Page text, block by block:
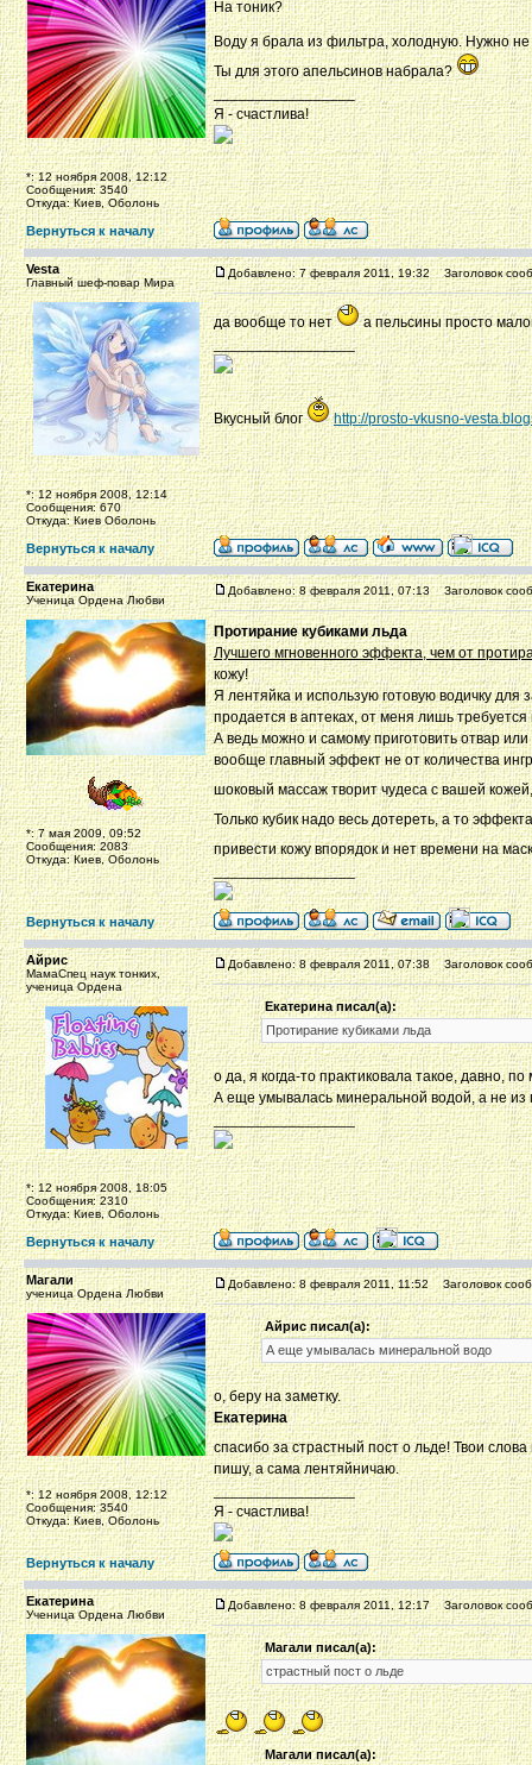
*: 12 ноября 2008, 12:12
Сообщения: 3540
Откуда: Киев, Оболонь
На тоник?
Воду я брала из фильтра, холодную. Нужно
Ты для этого апельсинов набрала?
_________________
Я - счастлива!
Вернуться к началу
Vesta
Главный шеф-повар Мира
*: 12 ноября 2008, 12:14
Сообщения: 670
Откуда: Киев Оболонь
Добавлено: 7 февраля 2011, 19:32 Заголовок
да вообще то нет
а пельсины просто
_________________
Вкусный блог http://prosto-vkusno-
Вернуться к началу
Екатерина
Ученица Ордена Любви
*: 7 мая 2009, 09:52
Сообщения: 2083
Откуда: Киев, Оболонь
Добавлено: 8 февраля 2011, 07:13 Заголовок
Протирание кубиками льда
Лучшего мгновенного эффекта, чем от
кожу!
Я лентяйка и использую готовую водичку
продается в аптеках, от меня лишь требуется
А ведь можно и самому приготовить отвар
вообще главный эффект не от количества
шоковый массаж творит чудеса с вашей
Только кубик надо весь дотереть, а то
привести кожу впорядок и нет времени на
_________________
Вернуться к началу
Айрис
МамаСпец наук тонких,
ученица Ордена
*: 12 ноября 2008, 18:05
Сообщения: 2310
Откуда: Киев, Оболонь
Добавлено: 8 февраля 2011, 07:38 Заголовок
Екатерина писал(а):
Протирание кубиками льда
о да, я когда-то практиковала такое, давно,
А еще умывалась минеральной водой, а не из
_________________
Вернуться к началу
Магали
ученица Ордена Любви
*: 12 ноября 2008, 12:12
Сообщения: 3540
Откуда: Киев, Оболонь
Добавлено: 8 февраля 2011, 11:52 Заголовок
Айрис писал(а):
А еще умывалась минеральной водо
о, беру на заметку.
Екатерина
спасибо за страстный пост о льде! Твои
пишу, а сама лентяйничаю.
_________________
Я - счастлива!
Вернуться к началу
Екатерина
Ученица Ордена Любви
Добавлено: 8 февраля 2011, 12:17 Заголовок
Магали писал(а):
страстный пост о льде
Магали писал(а):